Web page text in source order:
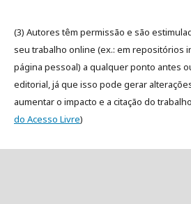
(3) Autores têm permissão e são
seu trabalho online (ex.: em repositórios
página pessoal) a qualquer ponto antes
editorial, já que isso pode gerar
aumentar o impacto e a citação do
do Acesso Livre)